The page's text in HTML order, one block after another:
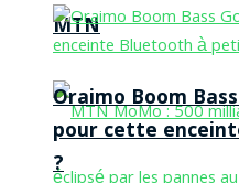
MTN
Oraimo Boom
pour cette
?